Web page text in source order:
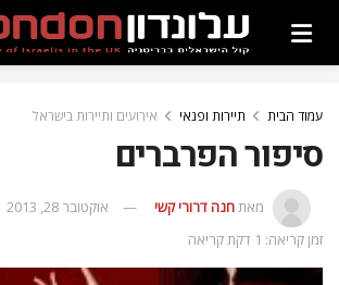
עמוד הבית תיירות ופנאי אירועים ותיירות בישראל
סיפור הפרברים
מאתחנה דרורי קשי
אוקטובר 28, 2013
זמן קריאה: 1 דקת קריאה